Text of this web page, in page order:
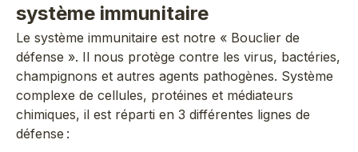
système immunitaire
Le système immunitaire est notre « Bouclier de
défense ». Il nous protège contre les virus, bactéries,
champignons et autres agents pathogènes. Système
complexe de cellules, protéines et médiateurs
chimiques, il est réparti en 3 différentes lignes de
défense :